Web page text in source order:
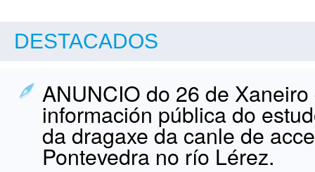
DESTACADOS
ANUNCIO do 26 de
información pública do
da dragaxe da canle de
Pontevedra no río Lérez.